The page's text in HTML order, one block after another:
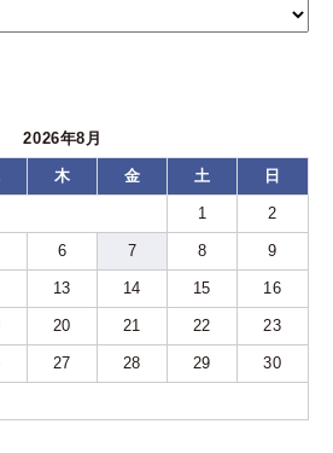
2026年8月
木 金 土 日
1 2
6 7 8 9
13 14 15 16
20 21 22 23
27 28 29 30